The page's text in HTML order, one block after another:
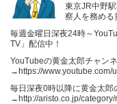
東京JR中野
察人を務め
毎週金曜日深夜24時～
TV」配信中！
YouTubeの黄金太郎チャン
→https://www.youtube.com/
毎日深夜0時以降に黄金太郎
→http://aristo.co.jp/